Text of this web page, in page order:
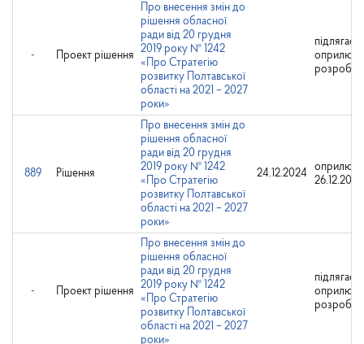
- Проект рішення
Про внесення змін до
рішення обласної
ради від 20 грудня
2019 року № 1242
«Про Стратегію
розвитку Полтавської
області на 2021 – 2027
роки»
підлягає
889 Рішення
Про внесення змін до
рішення обласної
ради від 20 грудня
2019 року № 1242
«Про Стратегію
розвитку Полтавської
області на 2021 – 2027
роки»
24.12.2024
26.12.2024
- Проект рішення
Про внесення змін до
рішення обласної
ради від 20 грудня
2019 року № 1242
«Про Стратегію
розвитку Полтавської
області на 2021 – 2027
роки»
підлягає